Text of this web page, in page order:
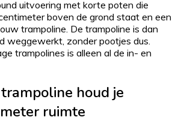
uitvoering met korte poten die
boven de grond staat en een
trampoline. De trampoline is dan
weggewerkt, zonder pootjes dus.
trampolines is alleen al de in- en
houd je
ruimte